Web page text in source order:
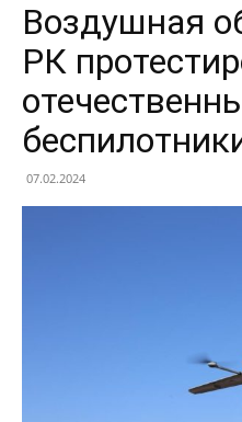
Воздушная
РК
07.02.2024